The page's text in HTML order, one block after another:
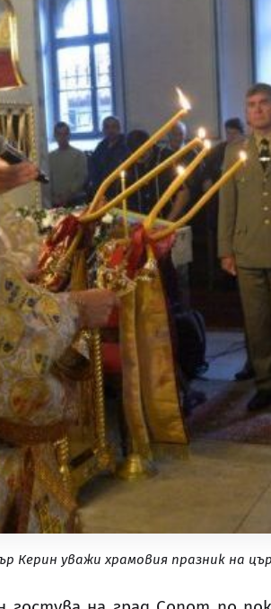
Керин уважи храмовия празник на